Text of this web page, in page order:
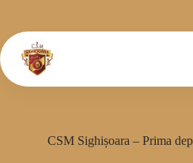
CSM Sighișoara – Prima